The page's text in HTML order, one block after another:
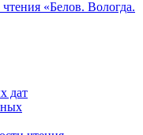
«Белов. Вологда.
дат